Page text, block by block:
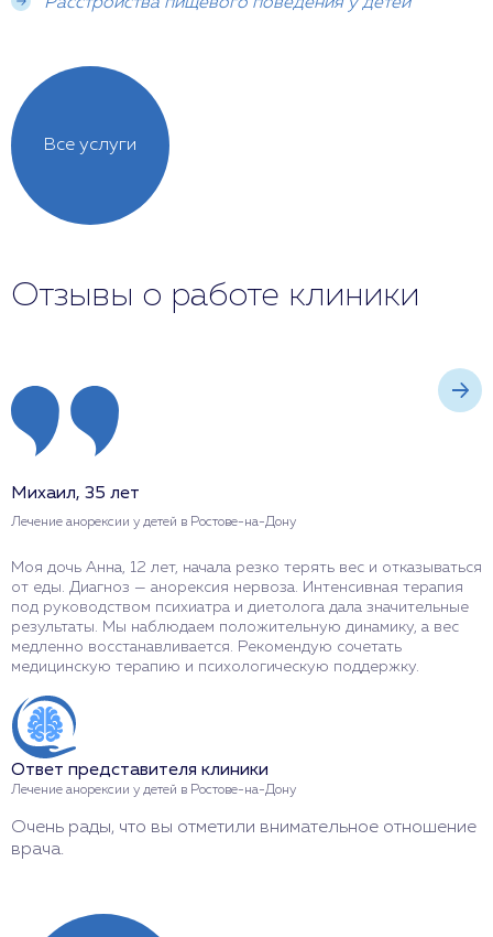
Все услуги
Отзывы о работе клиники
Михаил, 35 лет
Лечение анорексии у детей в Ростове-на-Дону
Моя дочь Анна, 12 лет, начала резко терять вес и отказываться
от еды. Диагноз — анорексия нервоза. Интенсивная терапия
под руководством психиатра и диетолога дала значительные
результаты. Мы наблюдаем положительную динамику, а вес
медленно восстанавливается. Рекомендую сочетать
медицинскую терапию и психологическую поддержку.
Ответ представителя клиники
Лечение анорексии у детей в Ростове-на-Дону
Очень рады, что вы отметили внимательное отношение
врача.